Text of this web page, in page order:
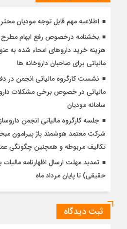
اطلاعیه مهم قابل توجه مودیان
بخشنامه درخصوص رفع ابهام
هزینه خرید داروهای امحاء شده به
مالیاتی برای صاحبان داروخانه ها
نشست کارگروه مالیاتی انجمن در
مالیاتی در خصوص برخی مشکلات
سامانه مودیان
جلسه کارگروه مالیاتی انجمن
شرکت معتمد هوشمند پاژ پیرامون
تکالیف مربوطه و همچنین چگونگی
تمدید مهلت ارسال اظهارنامه
حقیقی) تا پایان مرداد ماه
ثبت دیدگاه